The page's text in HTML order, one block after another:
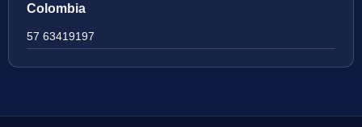
Colombia
57 63419197